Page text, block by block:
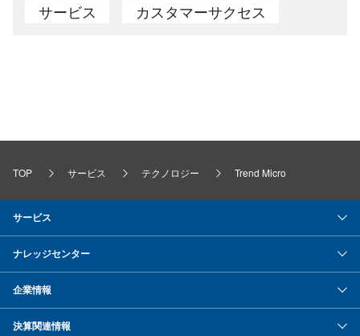
サービス
カスタマーサクセス
TOP サービス テクノロジー Trend Micro
サービス
ナレッジセンター
企業情報
決算関連情報